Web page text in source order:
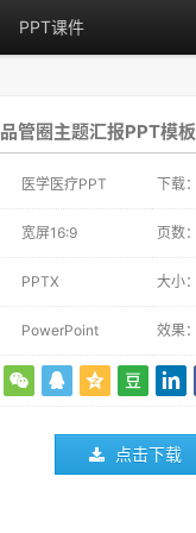
PPT课件
管圈主题汇报PPT模板
医学医疗PPT 下载：
宽屏16:9 页数：
PPTX 大小：
PowerPoint 效果：
点击下载